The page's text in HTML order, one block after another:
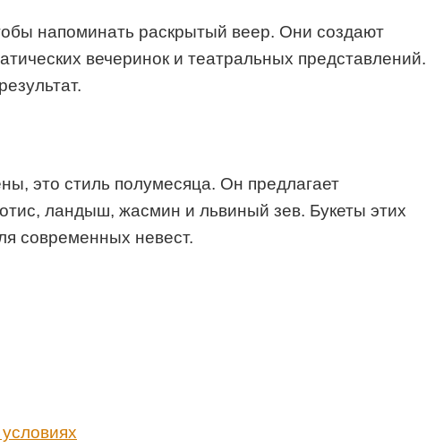
напоминать раскрытый веер. Они создают
вечеринок и театральных представлений.
это стиль полумесяца. Он предлагает
ландыш, жасмин и львиный зев. Букеты этих
современных невест.